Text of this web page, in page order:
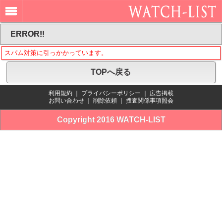
ERROR!!
スパム対策に引っかかっています。
TOPへ戻る
利用規約 プライバシーポリシー
広告掲載
お問い合わせ
削除依頼 捜査関係事項照会
Copyright 2016 WATCH-LIST